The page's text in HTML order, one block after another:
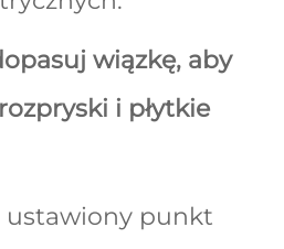
wiązkę, aby
i płytkie
ustawiony punkt